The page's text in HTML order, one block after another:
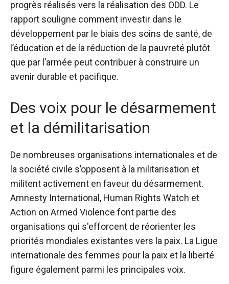
progrès réalisés vers la réalisation des ODD. Le
rapport souligne comment investir dans le
développement par le biais des soins de santé, de
l’éducation et de la réduction de la pauvreté plutôt
que par l’armée peut contribuer à construire un
avenir durable et pacifique.
Des voix pour le désarmement
et la démilitarisation
De nombreuses organisations internationales et de
la société civile s’opposent à la militarisation et
militent activement en faveur du désarmement.
Amnesty International, Human Rights Watch et
Action on Armed Violence font partie des
organisations qui s'efforcent de réorienter les
priorités mondiales existantes vers la paix. La Ligue
internationale des femmes pour la paix et la liberté
figure également parmi les principales voix.